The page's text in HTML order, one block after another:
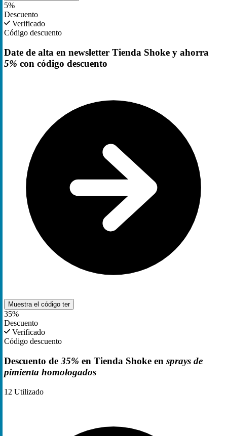
5%
Descuento
Verificado
Código descuento
Date de alta en newsletter Tienda Shoke y ahorra
5% con código descuento
Muestra el código ter
35%
Descuento
Verificado
Código descuento
Descuento de 35% en Tienda Shoke en sprays de
pimienta homologados
12 Utilizado